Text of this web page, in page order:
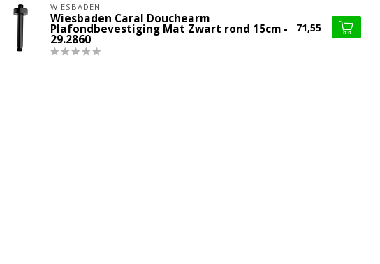
WIESBADEN
Wiesbaden Caral Douchearm
Plafondbevestiging Mat Zwart rond 15cm -
29.2860
71,55